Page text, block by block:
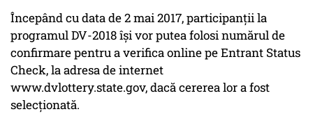
Începând cu data de 2 mai 2017, participanţii la
programul DV-2018 îşi vor putea folosi numărul de
confirmare pentru a verifica online pe Entrant Status
Check, la adresa de internet
www.dvlottery.state.gov, dacă cererea lor a fost
selecţionată.